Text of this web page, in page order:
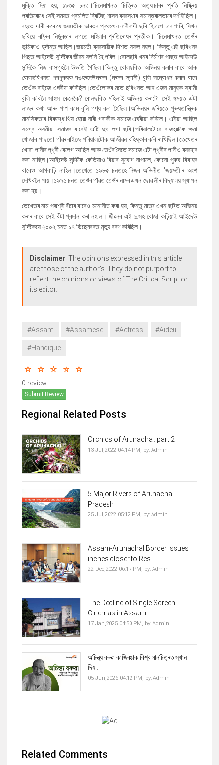
মুক্তি দিয়া হয়, ১৯৩৫ চনত।চিনেমাখনত চিত্ৰিত অত্যাচাৰৰ প্ৰতি নিষ্ক্ৰিয়
প্ৰতিৰোধে সেই সময়ত প্ৰচলিত ব্ৰিটিছ শাসন ব্যৱস্থাৰ সমান্তৰালতাৰে দৰ্শাইছিল।
বহুতে দাবী কৰে যে জয়মতীক ভাৰতৰ প্ৰথমখন নাৰীবাদী ছবি হিচাপে চাব পাৰি, যিখন
ছবিয়ে ৰাষ্ট্ৰৰ নিষ্ঠুৰতাৰ লগতে মহিলাৰ প্ৰতিৰোধৰ প্ৰতীক। চিনেমাখনত তেওঁৰ
ভূমিকাও দুৰ্দান্ত আছিল।জয়মতী ব্যৱসায়ীক দিশত সফল নহল। কিন্তু এই ছবিখনৰ
পিছত আইদেউ সন্দিকৈৰ জীৱন সলনি হৈ পৰিল।বোলছবি খনৰ নিৰ্মাণৰ পাছত আইদেউ
সন্দিকৈ নিজ বাসগৃহলৈ উভতি গৈছিল।কিন্তু বোলছবিত অভিনয় কৰাৰ বাবে আৰু
বোলছবিখনত পৰপুৰুষক বঙহৰদেউমৰমৰ (মৰমৰ স্বামী) বুলি সম্বোধন কৰাৰ বাবে
তেওঁক ৰাইজে এঘৰীয়া কৰিছিল।তেওঁলোকৰ মতে ছবিখনত আন এজন মানুহক স্বামী
বুলি ক’বলৈ সাহস কেনেকৈ? বোলছবিত মহিলাই অভিনয় কৰাটো সেই সময়ত এটা
লাজৰ কথা আৰু পাপ কাম বুলি গণ্য কৰা হৈছিল।অভিনয়ৰ জৰিয়তে পুৰুষতান্ত্ৰিক
মানসিকতাৰ বিৰুদ্ধে থিয় হোৱা নাৰী গৰাকীক সমাজে এঘৰীয়া কৰিলে। এইয়া আছিল
সমগ্ৰ অসমীয়া সমাজৰ বাবেই এটি দুখ লগা ছবি।পৰিয়ালটোৱে ৰাজহুৱাকৈ ক্ষমা
খোজাৰ পাছতো গাঁৱৰ ৰাইজে পৰিয়ালটোক আজীৱন বহিষ্কাৰ কৰি ৰাখিছিল।তেখেতৰ
খোৱা-পানীৰ পুখুৰী বেলেগ আছিল আৰু তেওঁৰ সৈতে সমাজে এটা পুখুৰীৰ পানীও ব্যৱহাৰ
কৰা নাছিল।আইদেউ সন্দিকৈ কেতিয়াও বিয়াৰ সুযোগ নাপালে, কোনো পুৰুষ বিবাহৰ
বাবেও আগবাঢ়ি নাহিল।তেখেতে ১৯৮৫ চনতহে নিজৰ অভিনীত 'জয়মতী'ৰ অংশ
দেখিবলৈ পায়।১৯৯১ চনত তেওঁৰ গাঁৱত তেওঁৰ নামৰ এখন ছোৱালীৰ বিদ্যালয় স্থাপন
কৰা হয়।
তেখেতৰ নাম পদ্মশ্ৰী বঁটাৰ বাবেও মনোনীত কৰা হয়, কিন্তু মাত্ৰ এখন ছবিত অভিনয়
কৰাৰ বাবে সেই বঁটা প্ৰদান কৰা নহ'ল। জীৱনৰ এই দু:সহ বোজা কঢ়িয়াই আইদেউ
সন্দিকৈয়ে ২০০২ চনত ১৭ ডিছেম্বৰত মৃত্যু বৰণ কৰিছিল।
Disclaimer: The opinions expressed in this article
are those of the author's. They do not purport to
reflect the opinions or views of The Critical Script or
its editor.
#Assam #Assamese #Actress #Aideu
#Handique
0 review
Submit Review
Regional Related Posts
Orchids of Arunachal: part 2
13 Jul,2022 04:14 PM, by: Admin
5 Major Rivers of Arunachal
Pradesh
25 Jul,2022 05:12 PM, by: Admin
Assam-Arunachal Border Issues
inches closer to Res...
22 Dec,2022 06:17 PM, by: Admin
The Decline of Single-Screen
Cinemas in Assam
17 Jan,2025 04:50 PM, by: Admin
অচিন্ত্য বৰুৱা কাজিৰঙাক বিশ্ব মানচিত্ৰত স্থান
দিয...
05 Jun,2026 04:12 PM, by: Admin
Related Comments